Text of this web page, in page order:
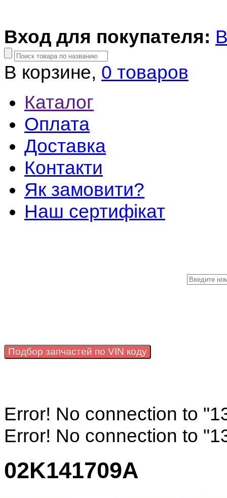
Вход для покупателя:
В корзине, 0 товаров
Каталог
Оплата
Доставка
Контакти
Як замовити?
Наш сертифікат
Подбор запчастей по VIN коду
Error! No connection to
Error! No connection to
02K141709A